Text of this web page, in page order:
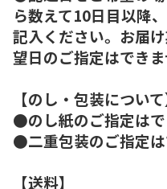
ら数えて10日目以降
記入ください。お届
望日のご指定はできま
【のし・包装について
●のし紙のご指定はで
●二重包装のご指定は
【送料】